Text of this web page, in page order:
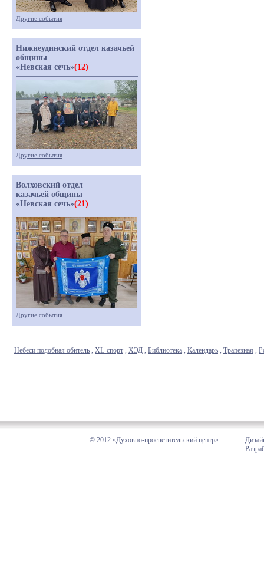
Другие события
Нижнеудинский отдел казачьей
общины
«Невская сечь»(12)
Другие события
Волховский отдел
казачьей общины
«Невская сечь»(21)
Другие события
Небеси подобная обитель , XL-спорт , ХЭД , Библиотека , Календарь , Трапезная ,
© 2012 «Духовно-просветительский центр»